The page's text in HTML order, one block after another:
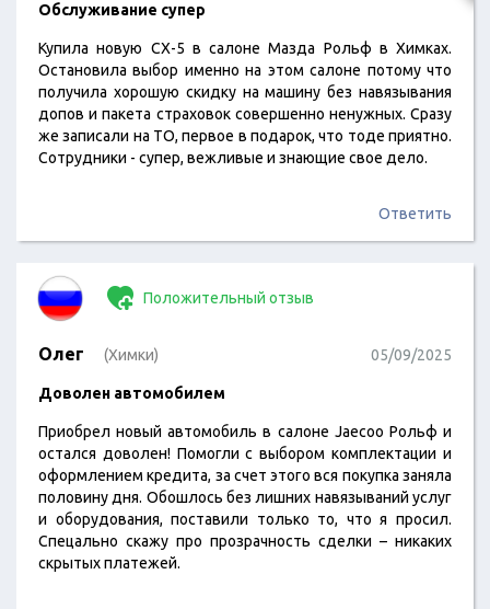
Обслуживание супер
Купила новую СХ-5 в салоне Мазда Рольф в Химках.
Остановила выбор именно на этом салоне потому что
получила хорошую скидку на машину без навязывания
допов и пакета страховок совершенно ненужных. Сразу
же записали на ТО, первое в подарок, что тоде приятно.
Сотрудники - супер, вежливые и знающие свое дело.
Ответить
Положительный отзыв
Олег (Химки) 05/09/2025
Доволен автомобилем
Приобрел новый автомобиль в салоне Jaecoo Рольф и
остался доволен! Помогли с выбором комплектации и
оформлением кредита, за счет этого вся покупка заняла
половину дня. Обошлось без лишних навязываний услуг
и оборудования, поставили только то, что я просил.
Спецально скажу про прозрачность сделки – никаких
скрытых платежей.